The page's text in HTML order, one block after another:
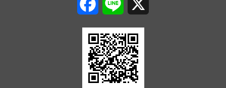
Facebook Line